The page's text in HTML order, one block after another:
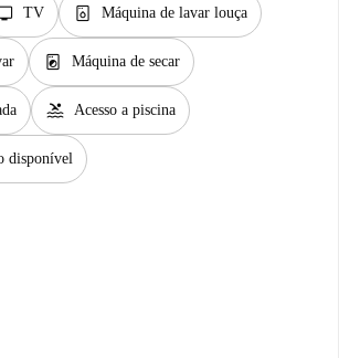
TV dishwasher_gen Máquina de lavar louça
local_laundry_service Máquina de secar
pool Acesso a piscina
disponível